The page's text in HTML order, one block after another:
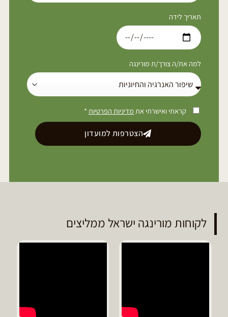
תאריך לידה
למה את/ה צורך/ת מורינגה
קראתי ואישרתי את מדיניות הפרטיות *
הצטרפות למועדון
לקוחות מורינגה ישראל ממליצים